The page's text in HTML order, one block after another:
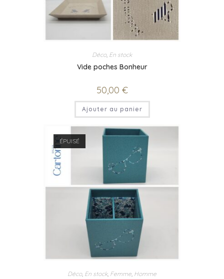
Déco, En stock
Vide poches Bonheur
50,00 €
Ajouter au panier
ÉPUISÉ
Déco, En stock, Femme, Homme